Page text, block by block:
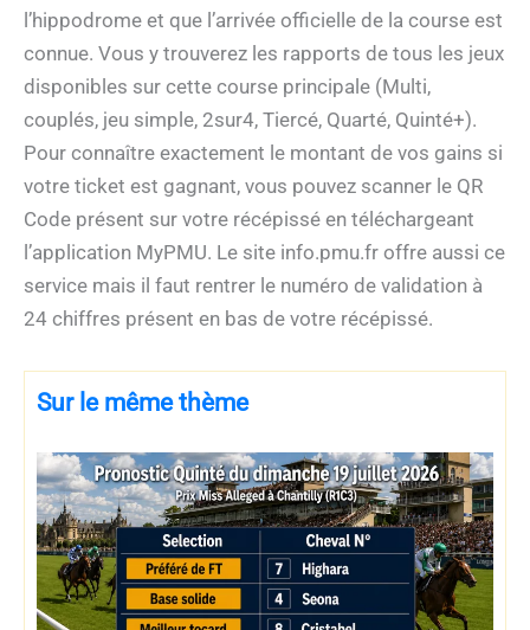
l’hippodrome et que l’arrivée officielle de la course est
connue. Vous y trouverez les rapports de tous les jeux
disponibles sur cette course principale (Multi,
couplés, jeu simple, 2sur4, Tiercé, Quarté, Quinté+).
Pour connaître exactement le montant de vos gains si
votre ticket est gagnant, vous pouvez scanner le QR
Code présent sur votre récépissé en téléchargeant
l’application MyPMU. Le site info.pmu.fr offre aussi ce
service mais il faut rentrer le numéro de validation à
24 chiffres présent en bas de votre récépissé.
Sur le même thème